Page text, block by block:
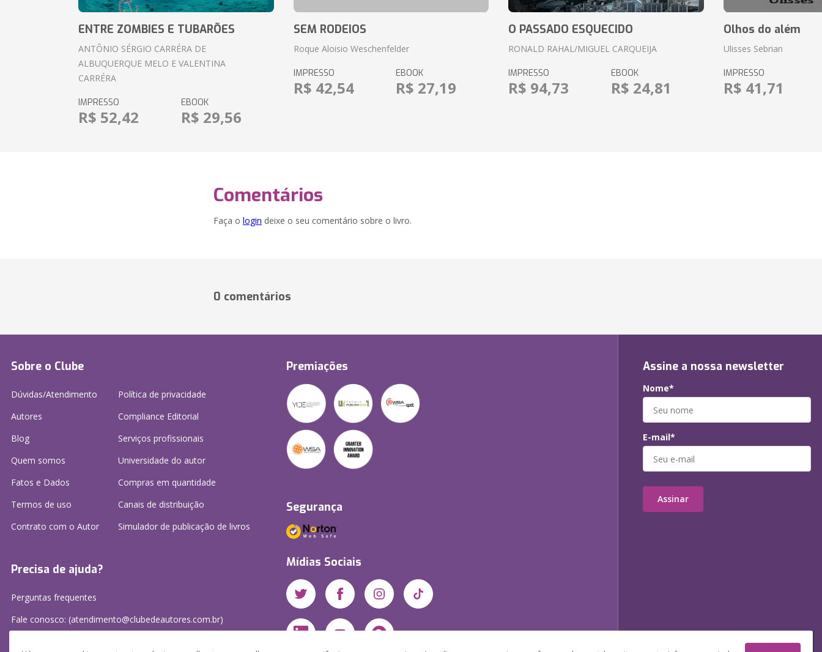
ENTRE ZOMBIES E TUBARÕES
ANTÔNIO SÉRGIO CARRÉRA DE
ALBUQUERQUE MELO E VALENTINA
CARRÉRA
IMPRESSO
R$ 52,42
EBOOK
R$ 29,56
SEM RODEIOS
Roque Aloisio Weschenfelder
IMPRESSO
R$ 42,54
EBOOK
R$ 27,19
O PASSADO ESQUECIDO
RONALD RAHAL/MIGUEL CARQUEIJA
IMPRESSO
R$ 94,73
EBOOK
R$ 24,81
Olhos do além
Ulisses Sebrian
IMPRESSO
R$ 41,71
Comentários
Faça o login deixe o seu comentário sobre o livro.
0 comentários
Sobre o Clube
Dúvidas/Atendimento
Autores
Blog
Quem somos
Fatos e Dados
Termos de uso
Contrato com o Autor
Política de privacidade
Compliance Editorial
Serviços profissionais
Universidade do autor
Compras em quantidade
Canais de distribuição
Simulador de publicação de livros
Precisa de ajuda?
Perguntas frequentes
Fale conosco: (atendimento@clubedeautores.com.br)
Premiações
Segurança
Mídias Sociais
Assine a nossa newsletter
Nome*
E-mail*
Assinar